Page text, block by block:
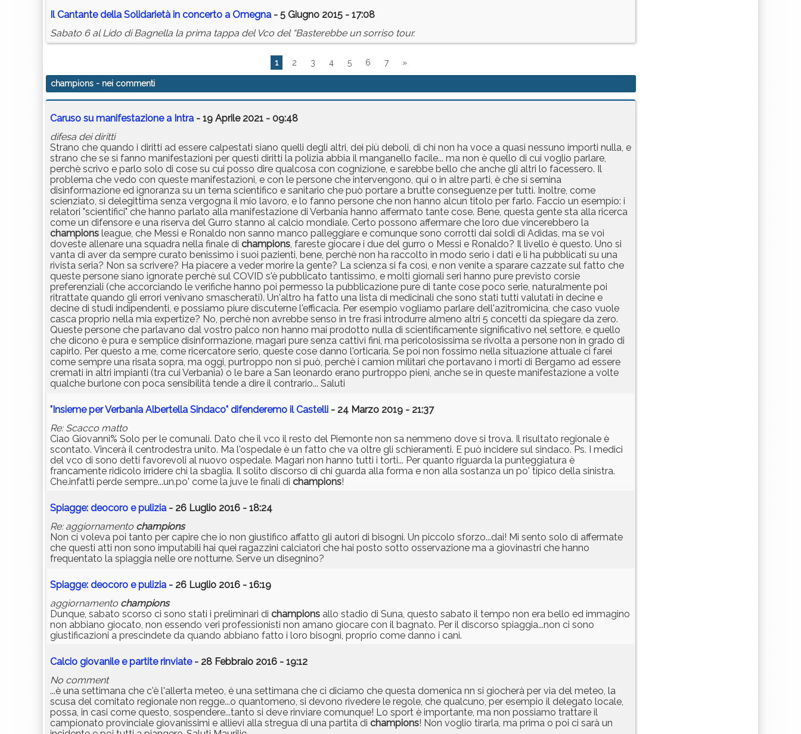
Il Cantante della Solidarietà in concerto a Omegna - 5 Giugno 2015 - 17:08
Sabato 6 al Lido di Bagnella la prima tappa del Vco del “Basterebbe un sorriso tour.
1 2 3 4 5 6 7 »
champions - nei commenti
Caruso su manifestazione a Intra - 19 Aprile 2021 - 09:48
difesa dei diritti
Strano che quando i diritti ad essere calpestati siano quelli degli altri, dei più deboli, di chi non ha voce a quasi nessuno importi nulla, e
strano che se si fanno manifestazioni per questi diritti la polizia abbia il manganello facile... ma non è quello di cui voglio parlare,
perchè scrivo e parlo solo di cose su cui posso dire qualcosa con cognizione, e sarebbe bello che anche gli altri lo facessero. Il
problema che vedo con queste manifestazioni, e con le persone che intervengono, qui o in altre parti, è che si semina
disinformazione ed ignoranza su un tema scientifico e sanitario che può portare a brutte conseguenze per tutti. Inoltre, come
scienziato, si delegittima senza vergogna il mio lavoro, e lo fanno persone che non hanno alcun titolo per farlo. Faccio un esempio: i
relatori "scientifici" che hanno parlato alla manifestazione di Verbania hanno affermato tante cose. Bene, questa gente sta alla ricerca
come un difensore e una riserva del Gurro stanno al calcio mondiale. Certo possono affermare che loro due vincerebbero la
champions league, che Messi e Ronaldo non sanno manco palleggiare e comunque sono corrotti dai soldi di Adidas, ma se voi
doveste allenare una squadra nella finale di champions, fareste giocare i due del gurro o Messi e Ronaldo? Il livello è questo. Uno si
vanta di aver da sempre curato benissimo i suoi pazienti, bene, perchè non ha raccolto in modo serio i dati e li ha pubblicati su una
rivista seria? Non sa scrivere? Ha piacere a veder morire la gente? La scienza si fa così, e non venite a sparare cazzate sul fatto che
queste persone siano ignorate perchè sul COVID s'è pubblicato tantissimo, e molti giornali seri hanno pure previsto corsie
preferenziali (che accorciando le verifiche hanno poi permesso la pubblicazione pure di tante cose poco serie, naturalmente poi
ritrattate quando gli errori venivano smascherati). Un'altro ha fatto una lista di medicinali che sono stati tutti valutati in decine e
decine di studi indipendenti, e possiamo piure discuterne l'efficacia. Per esempio vogliamo parlare dell'azitromicina, che caso vuole
casca proprio nella mia expertize? No, perchè non avrebbe senso in tre frasi introdurre almeno altri 5 concetti da spiegare da zero.
Queste persone che parlavano dal vostro palco non hanno mai prodotto nulla di scientificamente significativo nel settore, e quello
che dicono è pura e semplice disinformazione, magari pure senza cattivi fini, ma pericolosissima se rivolta a persone non in grado di
capirlo. Per questo a me, come ricercatore serio, queste cose danno l'orticaria. Se poi non fossimo nella situazione attuale ci farei
come sempre una risata sopra, ma oggi, purtroppo non si può, perchè i camion militari che portavano i morti di Bergamo ad essere
cremati in altri impianti (tra cui Verbania) o le bare a San leonardo erano purtroppo pieni, anche se in queste manifestazione a volte
qualche burlone con poca sensibilità tende a dire il contrario... Saluti
"Insieme per Verbania Albertella Sindaco" difenderemo il Castelli - 24 Marzo 2019 - 21:37
Re: Scacco matto
Ciao Giovanni% Solo per le comunali. Dato che il vco il resto del Piemonte non sa nemmeno dove si trova. Il risultato regionale è
scontato. Vincerà il centrodestra unito. Ma l'ospedale è un fatto che va oltre gli schieramenti. E può incidere sul sindaco. Ps. I medici
del vco di sono detti favorevoli al nuovo ospedale. Magari non hanno tutti i torti... Per quanto riguarda la punteggiatura è
francamente ridicolo irridere chi la sbaglia. Il solito discorso di chi guarda alla forma e non alla sostanza un po' tipico della sinistra.
Che.infatti perde sempre...un.po' come la juve le finali di champions!
Spiagge: deocoro e pulizia - 26 Luglio 2016 - 18:24
Re: aggiornamento champions
Non ci voleva poi tanto per capire che io non giustifico affatto gli autori di bisogni. Un piccolo sforzo...dai! Mi sento solo di affermate
che questi atti non sono imputabili hai quei ragazzini calciatori che hai posto sotto osservazione ma a giovinastri che hanno
frequentato la spiaggia nelle ore notturne. Serve un disegnino?
Spiagge: deocoro e pulizia - 26 Luglio 2016 - 16:19
aggiornamento champions
Dunque, sabato scorso ci sono stati i preliminari di champions allo stadio di Suna, questo sabato il tempo non era bello ed immagino
non abbiano giocato, non essendo veri professionisti non amano giocare con il bagnato. Per il discorso spiaggia...non ci sono
giustificazioni a prescindete da quando abbiano fatto i loro bisogni, proprio come danno i cani.
Calcio giovanile e partite rinviate- 28 Febbraio 2016 - 19:12
No comment
...è una settimana che c'è l'allerta meteo, è una settimana che ci diciamo che questa domenica nn si giocherà per via del meteo, la
scusa del comitato regionale non regge...o quantomeno, si devono rivedere le regole, che qualcuno, per esempio il delegato locale,
possa, in casi come questo, sospendere...tanto si deve rinviare comunque! Lo sport è importante, ma non possiamo trattare il
campionato provinciale giovanissimi e allievi alla stregua di una partita di champions! Non voglio tirarla, ma prima o poi ci sarà un